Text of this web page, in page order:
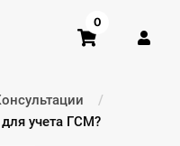
0
учета ГСМ?